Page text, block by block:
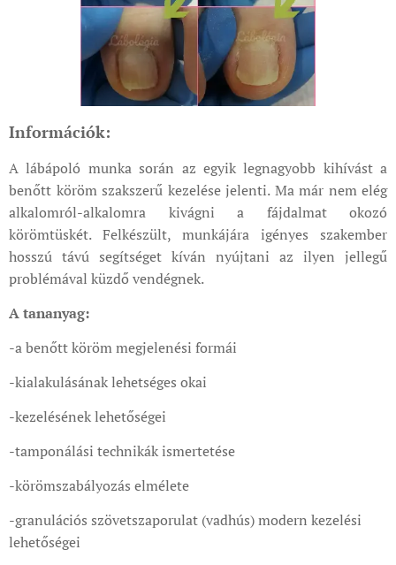
Információk:
A lábápoló munka során az egyik legnagyobb kihívást a
benőtt köröm szakszerű kezelése jelenti. Ma már nem elég
alkalomról-alkalomra kivágni a fájdalmat okozó
körömtüskét. Felkészült, munkájára igényes szakember
hosszú távú segítséget kíván nyújtani az ilyen jellegű
problémával küzdő vendégnek.
A tananyag:
-a benőtt köröm megjelenési formái
-kialakulásának lehetséges okai
-kezelésének lehetőségei
-tamponálási technikák ismertetése
-körömszabályozás elmélete
-granulációs szövetszaporulat (vadhús) modern kezelési
lehetőségei